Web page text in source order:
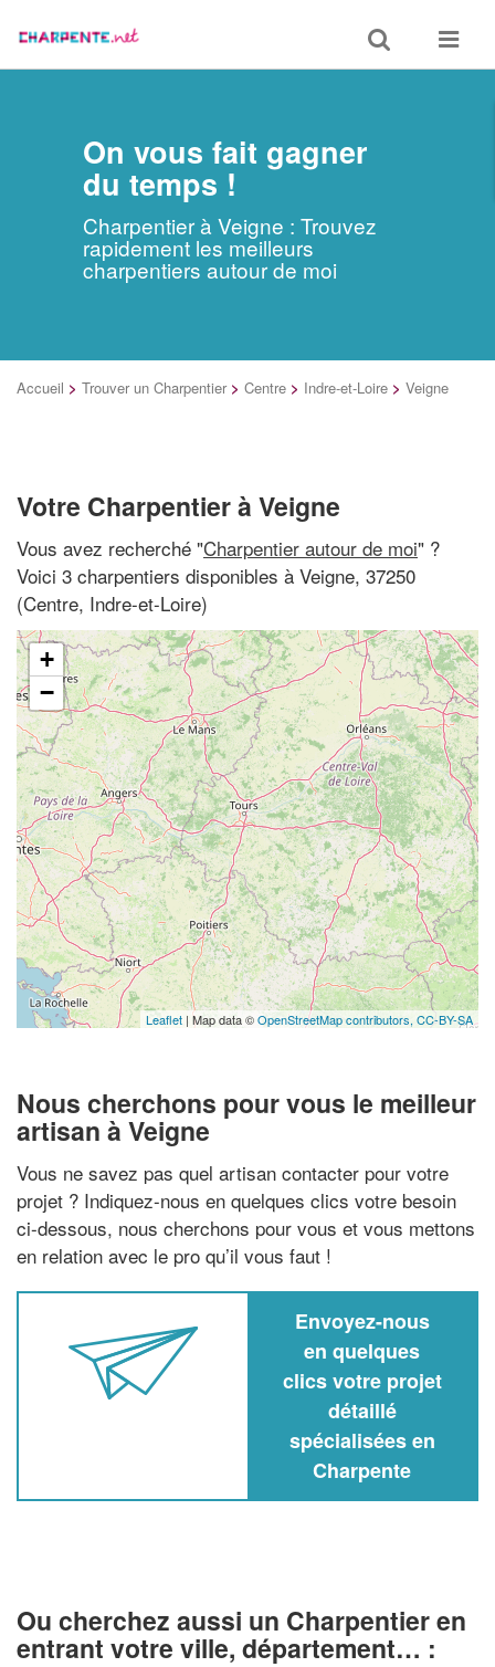
Toggle
search
Toggle
On vous fait gagner
du temps !
Charpentier à Veigne : Trouvez
rapidement les meilleurs
charpentiers autour de moi
Accueil > Trouver un Charpentier > Centre > Indre-et-Loire > Veigne
Votre Charpentier à Veigne
Vous avez recherché "Charpentier autour de moi" ?
Voici 3 charpentiers disponibles à Veigne, 37250
(Centre, Indre-et-Loire)
+
−
Leaflet | Map data ©OpenStreetMap contributors, CC-BY-SA
Nous cherchons pour vous le meilleur
artisan à Veigne
Vous ne savez pas quel artisan contacter pour votre
projet ? Indiquez-nous en quelques clics votre besoin
ci-dessous, nous cherchons pour vous et vous mettons
en relation avec le pro qu’il vous faut !
Envoyez-nous
en quelques
clics votre projet
détaillé
spécialisées en
Charpente
Ou cherchez aussi un Charpentier en
entrant votre ville, département… :